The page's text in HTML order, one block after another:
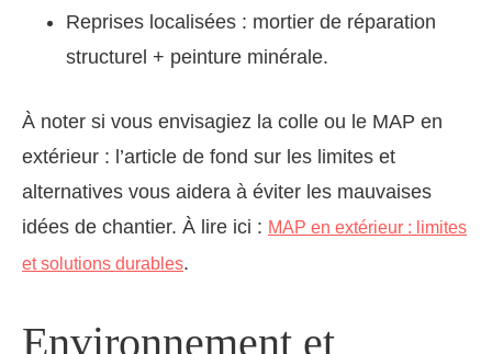
Reprises localisées : mortier de réparation
structurel + peinture minérale.
À noter si vous envisagiez la colle ou le MAP en
extérieur : l’article de fond sur les limites et
alternatives vous aidera à éviter les mauvaises
idées de chantier. À lire ici : MAP en extérieur : limites
et solutions durables.
Environnement et